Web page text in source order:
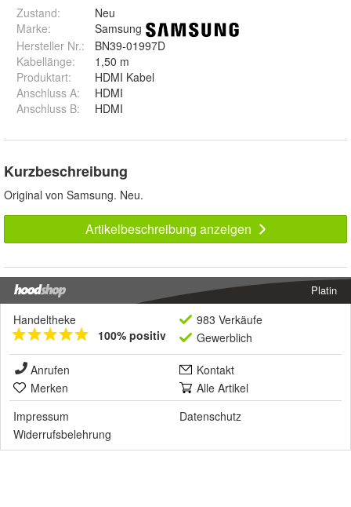
Zustand:
Neu
Marke:
Samsung
Hersteller Nr.:
BN39-01997D
Kabellänge:
1,50 m
Produktart:
HDMI Kabel
Anschluss A:
HDMI
Anschluss B: HDMI
Kurzbeschreibung
Original von Samsung. Neu.
Artikelbeschreibung anzeigen
Platin
Handeltheke
100% positiv
983 Verkäufe
Gewerblich
Anrufen
Kontakt
Merken
Alle Artikel
Impressum
Datenschutz
Widerrufsbelehrung